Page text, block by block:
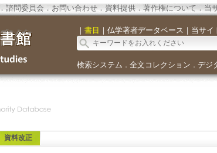
諮問委員会． お問い合わせ． 資料提供．著作権について．当
｜ 書目 ｜ 仏学著者データベース ｜ 当サイ
検索システム ． 全文コレクション ． デジ
資料改正